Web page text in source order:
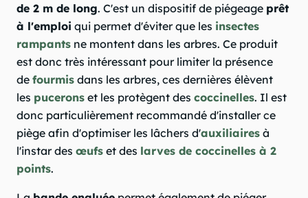
de 2 m de long. C'est un dispositif de piégeage prêt
à l'emploi qui permet d'éviter que les insectes
rampants ne montent dans les arbres. Ce produit
est donc très intéressant pour limiter la présence
de fourmis dans les arbres, ces dernières élèvent
les pucerons et les protègent des coccinelles. Il est
donc particulièrement recommandé d'installer ce
piège afin d'optimiser les lâchers d'auxiliaires à
l'instar des œufs et des larves de coccinelles à 2
points.